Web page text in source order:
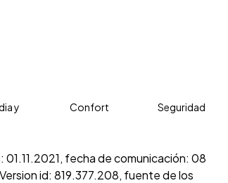
fecha de comunicación: 08
id: 819.377.208, fuente de los
y Confort Seguridad